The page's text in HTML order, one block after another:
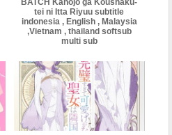
BATCH Kanojo ga Koushaku-
tei ni Itta Riyuu subtitle
indonesia , English , Malaysia
,Vietnam , thailand softsub
multi sub